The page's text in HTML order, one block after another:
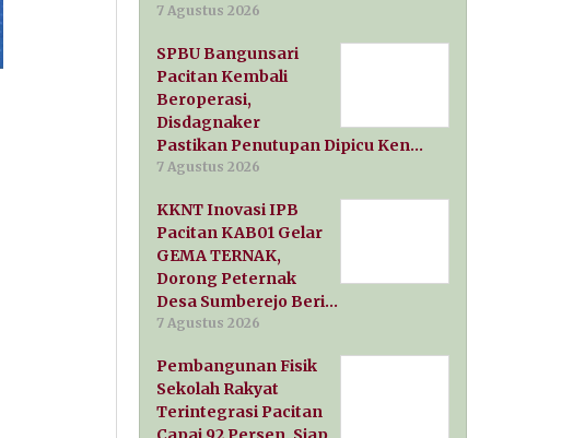
7 Agustus 2026
SPBU Bangunsari
Pacitan Kembali
Beroperasi,
Disdagnaker
Pastikan Penutupan Dipicu Ken…
7 Agustus 2026
KKNT Inovasi IPB
Pacitan KAB01 Gelar
GEMA TERNAK,
Dorong Peternak
Desa Sumberejo Beri…
7 Agustus 2026
Pembangunan Fisik
Sekolah Rakyat
Terintegrasi Pacitan